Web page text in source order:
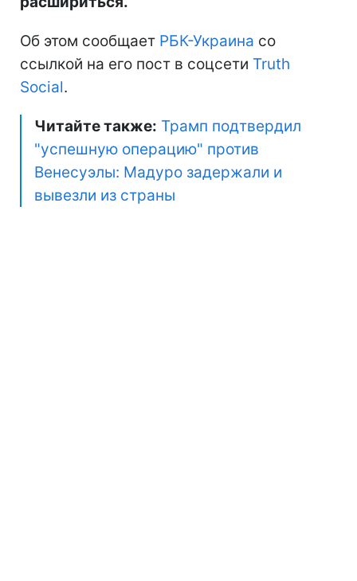
Об этом сообщает РБК-Украина со
ссылкой на его пост в соцсети Truth
Social.
Читайте также: Трамп подтвердил
"успешную операцию" против
Венесуэлы: Мадуро задержали и
вывезли из страны